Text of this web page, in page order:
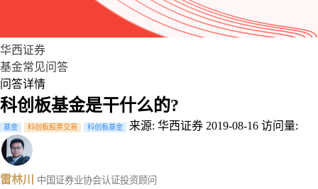
华西证券
基金常见问答
问答详情
科创板基金是干什么的?
基金 科创板股票交易 科创板基金 来源: 华西证券 2019-08-16 访问量:
雷林川 中国证券业协会认证投资顾问